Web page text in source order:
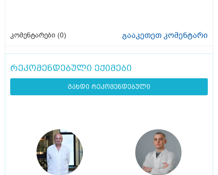
კომენტარები (0) გააკეთეთ კომენტარი
რეკომენდებული ექიმები
გახდი რეკომენდებული